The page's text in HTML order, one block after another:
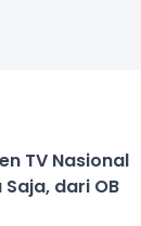
TV Nasional
dari OB